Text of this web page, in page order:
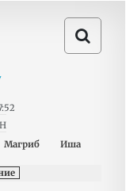
Магриб Иша